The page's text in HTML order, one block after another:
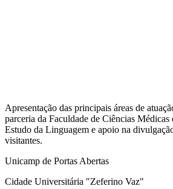
Apresentação das principais áreas de
parceria da Faculdade de Ciências
Estudo da Linguagem e apoio na
visitantes.
Unicamp de Portas Abertas
Cidade Universitária "Zeferino Vaz"